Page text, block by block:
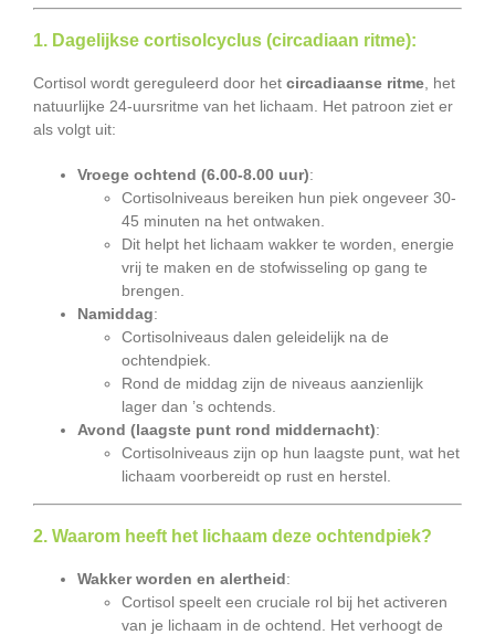
1. Dagelijkse cortisolcyclus (circadiaan ritme):
Cortisol wordt gereguleerd door het circadiaanse ritme , het
natuurlijke 24-uursritme van het lichaam. Het patroon ziet er
als volgt uit:
Vroege ochtend (6.00-8.00 uur):
Cortisolniveaus bereiken hun piek ongeveer 30-
45 minuten na het ontwaken.
Dit helpt het lichaam wakker te worden, energie
vrij te maken en de stofwisseling op gang te
brengen.
Namiddag:
Cortisolniveaus dalen geleidelijk na de
ochtendpiek.
Rond de middag zijn de niveaus aanzienlijk
lager dan ’s ochtends.
Avond (laagste punt rond middernacht):
Cortisolniveaus zijn op hun laagste punt, wat het
lichaam voorbereidt op rust en herstel.
2. Waarom heeft het lichaam deze ochtendpiek?
Wakker worden en alertheid:
Cortisol speelt een cruciale rol bij het activeren
van je lichaam in de ochtend. Het verhoogt de